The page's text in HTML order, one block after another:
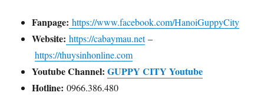
Fanpage: https://www.facebook.com/HanoiGuppyCity
Website: https://cabaymau.net–
https://thuysinhonline.com
Youtube Channel:GUPPY CITY Youtube
Hotline:0966.386.480